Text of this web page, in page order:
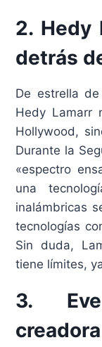
2. Hedy
detrás
De estrella
Hedy Lamarr
Hollywood,
Durante la
«espectro
una
inalámbricas
tecnologías
Sin duda,
tiene límites,
3.